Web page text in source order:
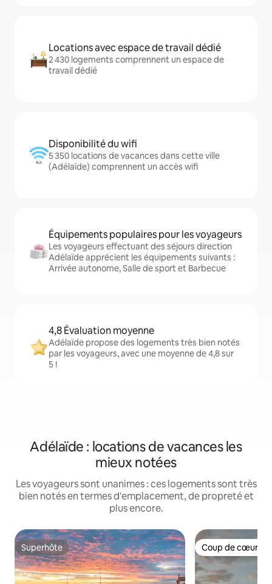
Locations avec espace de travail dédié
2 430 logements comprennent un espace de
travail dédié
Disponibilité du wifi
5 350 locations de vacances dans cette ville
(Adélaïde) comprennent un accès wifi
Équipements populaires pour les voyageurs
Les voyageurs effectuant des séjours direction
Adélaïde apprécient les équipements suivants :
Arrivée autonome, Salle de sport et Barbecue
4,8 Évaluation moyenne
Adélaïde propose des logements très bien notés
par les voyageurs, avec une moyenne de 4,8 sur
5 !
Adélaïde : locations de vacances les
mieux notées
Les voyageurs sont unanimes : ces logements sont très
bien notés en termes d'emplacement, de propreté et
plus encore.
Superhôte
Superhôte Coup de cœur
Coup de cœur